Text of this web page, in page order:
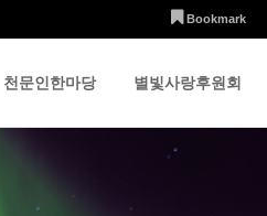
Bookmark
천문인한마당 별빛사랑후원회